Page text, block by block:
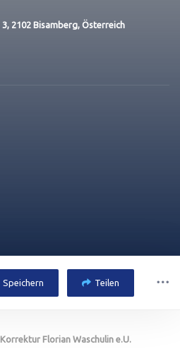
2102 Bisamberg, Österreich
Speichern Teilen
Florian Waschulin e.U.